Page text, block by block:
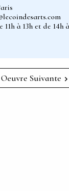
à 13h et de 14h
Oeuvre Suivante